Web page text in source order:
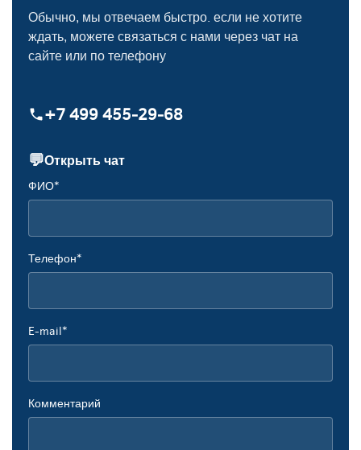
Обычно, мы отвечаем быстро. если не хотите
ждать, можете связаться с нами через чат на
сайте или по телефону
+7 499 455‑29‑68
💬Открыть чат
ФИО*
Телефон*
E-mail*
Комментарий